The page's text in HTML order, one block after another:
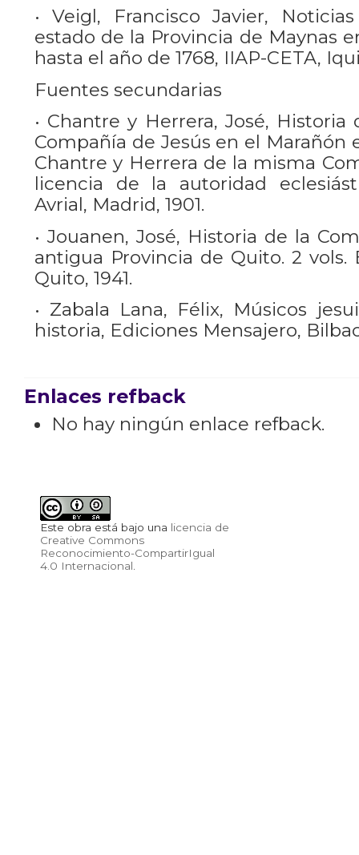
• Veigl, Francisco Javier,
estado de la Provincia de Maynas
hasta el año de 1768, IIAP-CETA,
Fuentes secundarias
• Chantre y Herrera, José,
Compañía de Jesús en el Marañón
Chantre y Herrera de la misma
licencia de la autoridad
Avrial, Madrid, 1901.
• Jouanen, José, Historia de la
antigua Provincia de Quito. 2 vols.
Quito, 1941.
• Zabala Lana, Félix, Músicos
historia, Ediciones Mensajero,
Enlaces refback
No hay ningún enlace refback.
Este obra está bajo una licencia de
Creative Commons
Reconocimiento-CompartirIgual
4.0 Internacional